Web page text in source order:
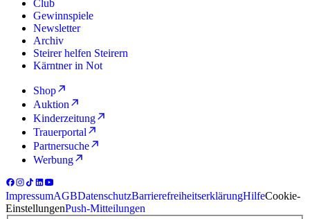
Club
Gewinnspiele
Newsletter
Archiv
Steirer helfen Steirern
Kärntner in Not
Shop
Auktion
Kinderzeitung
Trauerportal
Partnersuche
Werbung
ImpressumAGBDatenschutzBarrierefreiheitserklärungHilfeCookie-
EinstellungenPush-Mitteilungen